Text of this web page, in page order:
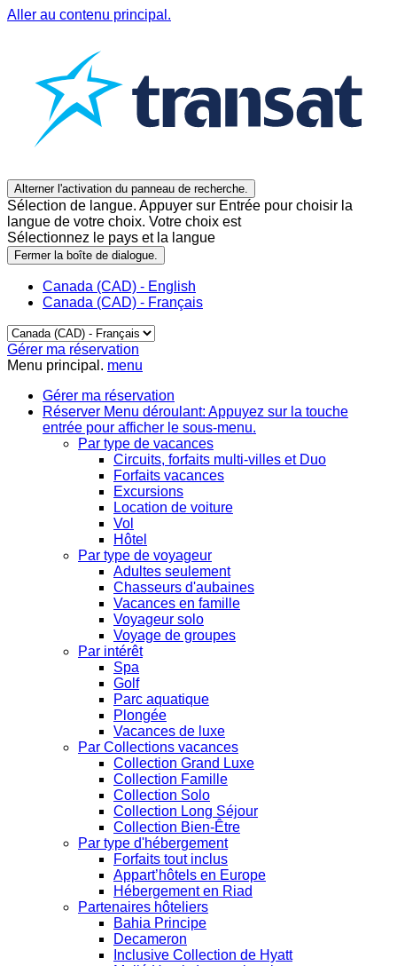
Aller au contenu principal.
Alterner l'activation du panneau de recherche.
Sélection de langue. Appuyer sur Entrée pour choisir la
langue de votre choix. Votre choix est
Sélectionnez le pays et la langue
Fermer la boîte de dialogue.
Canada (CAD) - English
Canada (CAD) - Français
Gérer ma réservation
Menu principal. menu
Gérer ma réservation
Réserver Menu déroulant: Appuyez sur la touche
entrée pour afficher le sous-menu.
Par type de vacances
Circuits, forfaits multi-villes et Duo
Forfaits vacances
Excursions
Location de voiture
Vol
Hôtel
Par type de voyageur
Adultes seulement
Chasseurs d'aubaines
Vacances en famille
Voyageur solo
Voyage de groupes
Par intérêt
Spa
Golf
Parc aquatique
Plongée
Vacances de luxe
Par Collections vacances
Collection Grand Luxe
Collection Famille
Collection Solo
Collection Long Séjour
Collection Bien-Être
Par type d'hébergement
Forfaits tout inclus
Appart’hôtels en Europe
Hébergement en Riad
Partenaires hôteliers
Bahia Principe
Decameron
Inclusive Collection de Hyatt